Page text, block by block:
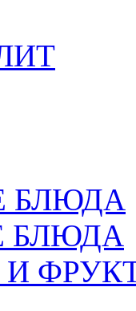
БЛЮДА
БЛЮДА